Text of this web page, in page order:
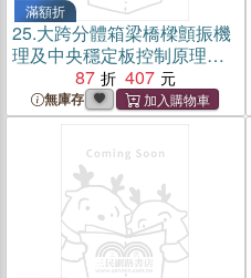
滿額折
25.大跨分體箱梁橋樑顫振機
理及中央穩定板控制原理分
析（簡體書）
87 407
無庫存